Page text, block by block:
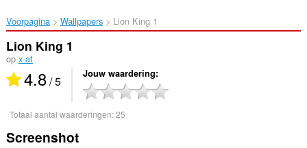
Voorpagina Wallpapers Lion King 1‎
Lion King 1
op x-at
4.8/ 5 Jouw waardering
Totaal aantal waarderingen:25
Screenshot